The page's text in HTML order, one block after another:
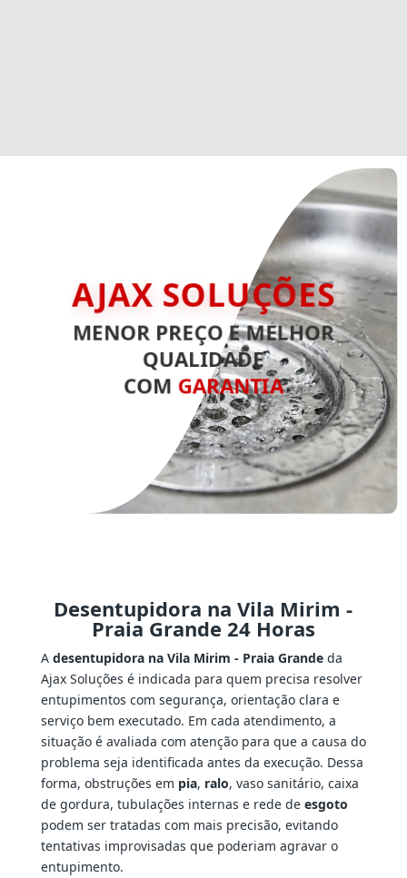
AJAX SOLUÇÕES
MENOR PREÇO E MELHOR
QUALIDADE
COM GARANTIA
Desentupidora na Vila Mirim -
Praia Grande 24 Horas
A desentupidora na Vila Mirim - Praia Grandeda
Ajax Soluções é indicada para quem precisa resolver
entupimentos com segurança, orientação clara e
serviço bem executado. Em cada atendimento, a
situação é avaliada com atenção para que a causa do
problema seja identificada antes da execução. Dessa
forma, obstruções em pia, ralo, vaso sanitário, caixa
de gordura, tubulações internas e rede de esgoto
podem ser tratadas com mais precisão, evitando
tentativas improvisadas que poderiam agravar o
entupimento.